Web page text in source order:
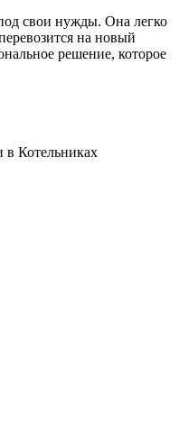
свои нужды. Она легко
на новый
решение, которое